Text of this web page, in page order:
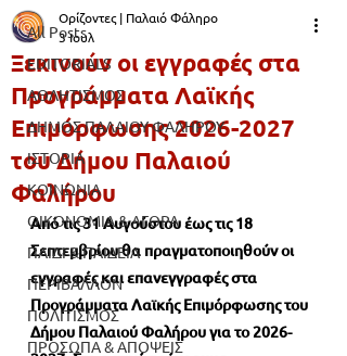
All Posts
EDITORIALS
ΑΘΛΗΤΙΣΜΟΣ
ΔΗΜΟΣ ΠΑΛΑΙΟΥ ΦΑΛΗΡΟΥ
ΙΣΤΟΡΙΑ
ΚΟΙΝΩΝΙΑ
ΟΙΚΟΝΟΜΙΑ & ΑΓΟΡΑ
ΠΑΙΔΙ & ΠΑΙΔΕΙΑ
ΠΕΡΙΒΑΛΛΟΝ
ΠΟΛΙΤΙΣΜΟΣ
ΠΡΟΣΩΠΑ & ΑΠΟΨΕΙΣ
Ξεκινούν οι εγγραφές στα
Προγράμματα Λαϊκής
Επιμόρφωσης 2026-2027
του Δήμου Παλαιού
Φαλήρου
Ορίζοντες | Παλαιό Φάληρο
3 Ιουλ
Από τις 31 Αυγούστου έως τις 18
Σεπτεμβρίου θα πραγματοποιηθούν οι
εγγραφές και επανεγγραφές στα
Προγράμματα Λαϊκής Επιμόρφωσης του
Δήμου Παλαιού Φαλήρου για το 2026-